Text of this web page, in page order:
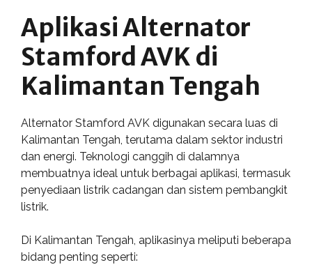
Aplikasi Alternator
Stamford AVK di
Kalimantan Tengah
Alternator Stamford AVK digunakan secara luas di
Kalimantan Tengah, terutama dalam sektor industri
dan energi. Teknologi canggih di dalamnya
membuatnya ideal untuk berbagai aplikasi, termasuk
penyediaan listrik cadangan dan sistem pembangkit
listrik.
Di Kalimantan Tengah, aplikasinya meliputi beberapa
bidang penting seperti: